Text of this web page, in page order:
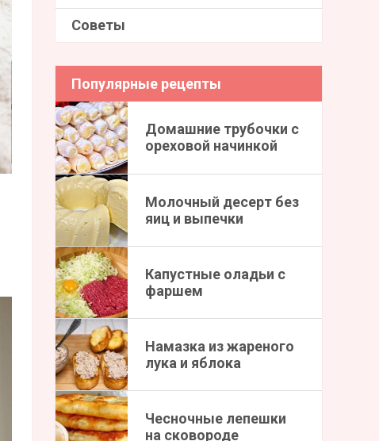
Советы
Популярные рецепты
Домашние трубочки с
ореховой начинкой
Молочный десерт без
яиц и выпечки
Капустные оладьи с
фаршем
Намазка из жареного
лука и яблока
Чесночные лепешки
на сковороде